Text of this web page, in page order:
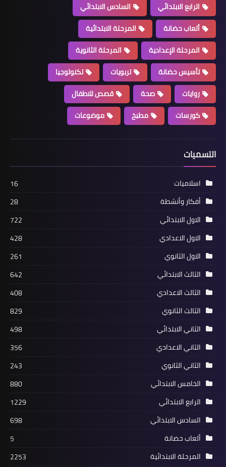
الرابع الابتدائي
السادس الابتدائي
ألعاب حضانة
المرحلة الابتدائية
المرحلة الإعدادية
المرحلة الثانوية
تأسيس حضانة
تربويات
تكنولوجيا
روايات
صحة
قصص للاطفال
كورسات
مطبخ موضوعات
التسميات
اسلاميات
16
أفكار وأنشطة
28
الاول الابتدائي
722
الاول الاعدادي
428
الاول الثانوي
261
الثالث الابتدائي
642
الثالث الاعدادي
408
الثالث الثانوي
829
الثاني الابتدائي
498
الثاني الاعدادي
356
الثاني الثانوي
243
الخامس الابتدائي
880
الرابع الابتدائي
1229
السادس الابتدائي
698
ألعاب حضانة
5
المرحلة الابتدائية
2253